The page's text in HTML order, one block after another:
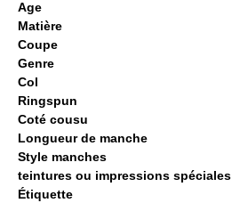
Age
Matière
Coupe
Genre
Col
Ringspun
Coté cousu
Longueur de manche
Style manches
teintures ou impressions spéciales
Étiquette